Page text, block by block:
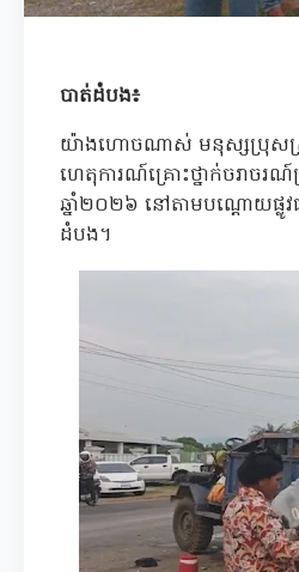
បាត់ដំបង៖
យ៉ាងហោចណាស់ មនុស្សប្រុសស្រី
ហេតុការណ៍គ្រោះថ្នាក់ចរាចរ
ឆ្នាំ២០២៦ នៅតាមបណ្តោយផ្លូ
ដំបង។